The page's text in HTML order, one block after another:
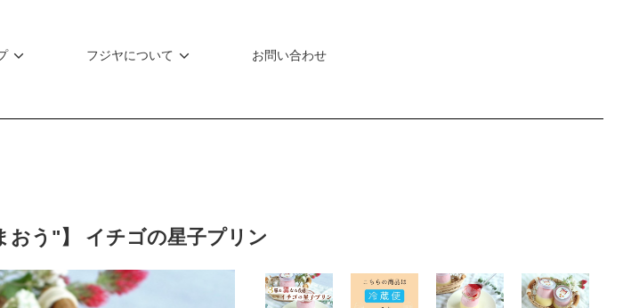
フジヤについて お問い合わせ
おう"】 イチゴの星子プリン